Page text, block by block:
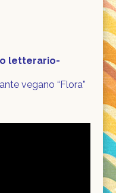
letterario-
vegano “Flora”